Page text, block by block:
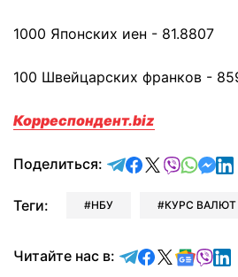
1000 Японских иен - 81.8807
100 Швейцарских франков -
Корреспондент.biz
Поделиться: отправить в
поделиться в
Теги: НБУ КУРС ВАЛЮТ
Читайте нас в: Читайте в
Читайте в
Читайте